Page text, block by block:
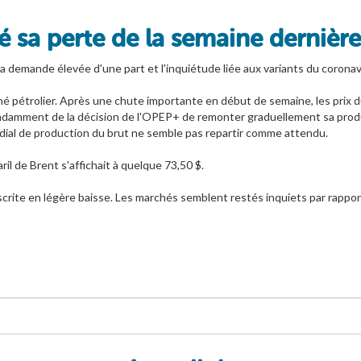
sa perte de la semaine dernière
élevée d'une part et l'inquiétude liée aux variants du
pétrolier. Après une chute importante en début de semaine, les
de la décision de l'OPEP+ de remonter graduellement sa
de production du brut ne semble pas repartir comme attendu.
de Brent s'affichait à quelque 73,50 $.
en légère baisse. Les marchés semblent restés inquiets par